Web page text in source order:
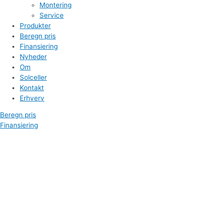
Montering
Service
Produkter
Beregn pris
Finansiering
Nyheder
Om
Solceller
Kontakt
Erhverv
Beregn pris
Finansiering